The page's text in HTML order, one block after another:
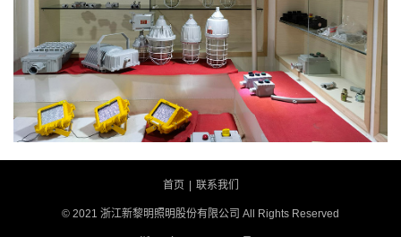
首页 联系我们
© 2021 浙江新黎明照明股份有限公司 All Rights Reserved